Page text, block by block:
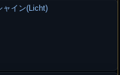
ャイン(Licht)